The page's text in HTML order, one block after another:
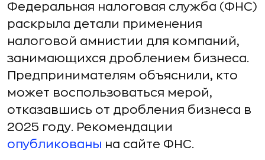
Федеральная налоговая служба (ФНС)
раскрыла детали применения
налоговой амнистии для компаний,
занимающихся дроблением бизнеса.
Предпринимателям объяснили, кто
может воспользоваться мерой,
отказавшись от дробления бизнеса в
2025 году. Рекомендации
опубликованы на сайте ФНС.